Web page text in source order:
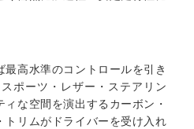
高水準のコントロールを引き
ポーツ・レザー・ステアリン
な空間を演出するカーボン・
トリムがドライバーを受け入れ